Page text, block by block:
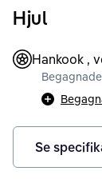
Hjul
Hankook ,
Se